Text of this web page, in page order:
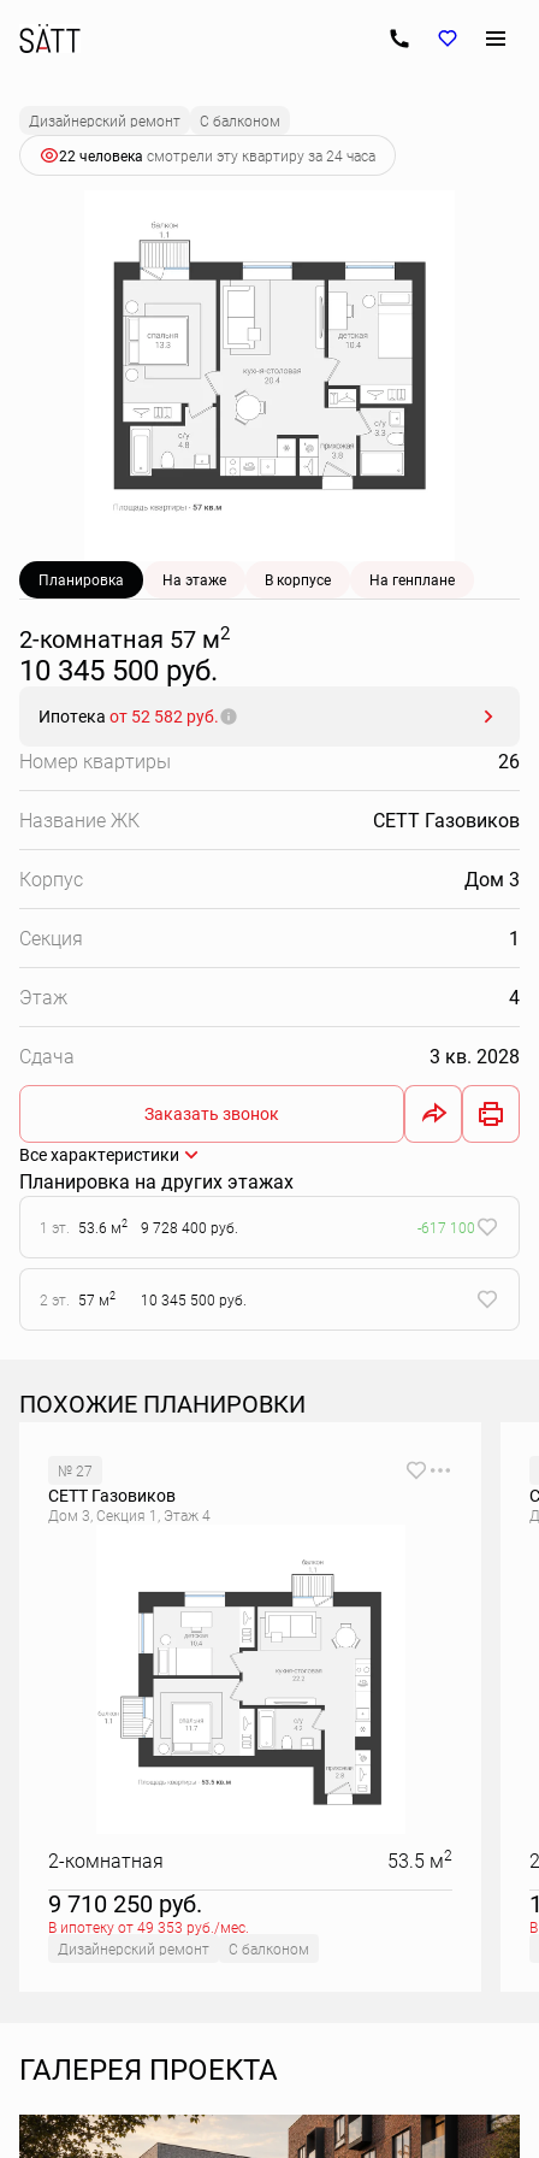
2-комнатная 10 345 500 руб.
Ипотека
Дизайнерский ремонт
С балконом
22 человекa смотрели эту квартиру за 24 часа
Планировка На этаже В корпусе На генплане
2-комнатная 57 м2
10 345 500 руб.
Ипотека от 52 582 руб.
Номер квартиры 26
Название ЖК СЕТТ Газовиков
Корпус Дом 3
Секция 1
Этаж 4
Сдача 3 кв. 2028
Заказать звонок
Все характеристики
Планировка на других этажах
1 эт. 53.6 м2 9 728 400 руб. -617 100
2 эт. 57 м2 10 345 500 руб.
ПОХОЖИЕ ПЛАНИРОВКИ
№ 27
СЕТТ Газовиков
Дом 3, Секция 1, Этаж 4
2-комнатная 53.5 м2
9 710 250 руб.
В ипотеку от 49 353 руб./мес.
Дизайнерский ремонт
С балконом
ГАЛЕРЕЯ ПРОЕКТА